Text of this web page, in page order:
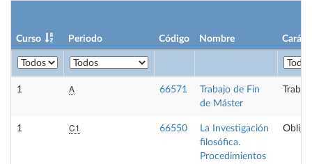
Curso Periodo Código Nombre
1 A 66571
Trabajo de Fin
de Máster
1 C1 66550
La Investigación
filosófica.
Procedimientos